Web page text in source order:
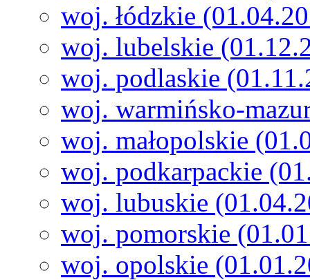
woj. łódzkie
woj. lubelskie
woj. podlaskie
woj. warmińsko-
woj. małopolskie
woj. podkarpackie
woj. lubuskie
woj. pomorskie
woj. opolskie